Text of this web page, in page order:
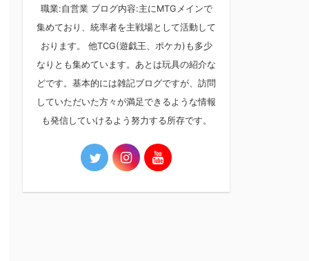
職業:自営業 ブログ内容:主にMTGメインで
集めており、統率者を主戦場として活動して
おります。 他TCG(遊戯王、ポケカ)も多少
なりとも集めています。あとは玩具の紹介な
どです。基本的には雑記ブログですが、訪問
していただいた方々が満足できるような情報
も発信していけるよう努力する所存です。